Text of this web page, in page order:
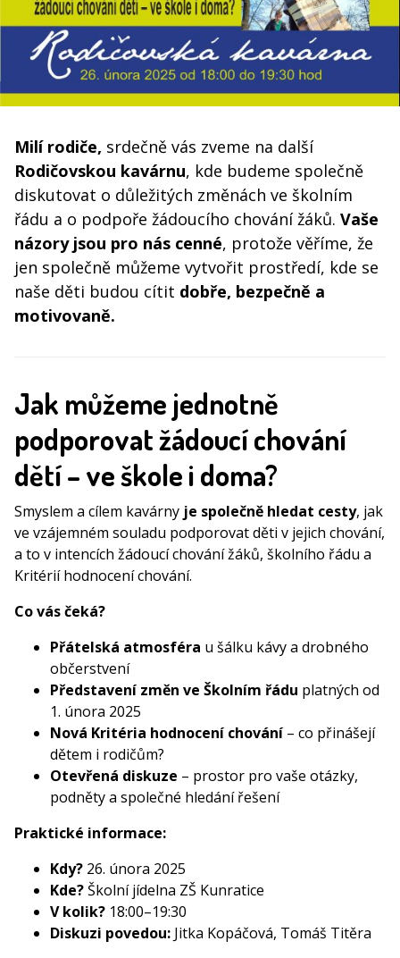
Milí rodiče, srdečně vás zveme na další
Rodičovskou kavárnu, kde budeme společně
diskutovat o důležitých změnách ve školním
řádu a o podpoře žádoucího chování žáků. Vaše
názory jsou pro nás cenné, protože věříme, že
jen společně můžeme vytvořit prostředí, kde se
naše děti budou cítit dobře, bezpečně a
motivovaně.
Jak můžeme jednotně
podporovat žádoucí chování
dětí – ve škole i doma?
Smyslem a cílem kavárny je společně hledat cesty, jak
ve vzájemném souladu podporovat děti v jejich chování,
a to v intencích žádoucí chování žáků, školního řádu a
Kritérií hodnocení chování.
Co vás čeká?
Přátelská atmosféra u šálku kávy a drobného
občerstvení
Představení změn ve Školním řádu platných od
1. února 2025
Nová Kritéria hodnocení chování – co přinášejí
dětem i rodičům?
Otevřená diskuze – prostor pro vaše otázky,
podněty a společné hledání řešení
Praktické informace:
Kdy? 26. února 2025
Kde?Školní jídelna ZŠ Kunratice
V kolik? 18:00–19:30
Diskuzi povedou: Jitka Kopáčová, Tomáš Titěra